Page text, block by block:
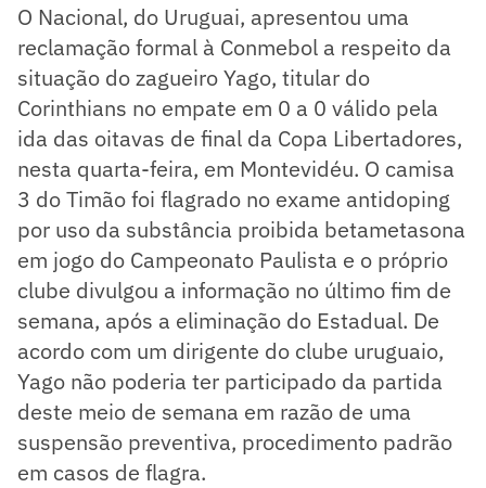
O Nacional, do Uruguai, apresentou uma
reclamação formal à Conmebol a respeito da
situação do zagueiro Yago, titular do
Corinthians no empate em 0 a 0 válido pela
ida das oitavas de final da Copa Libertadores,
nesta quarta-feira, em Montevidéu. O camisa
3 do Timão foi flagrado no exame antidoping
por uso da substância proibida betametasona
em jogo do Campeonato Paulista e o próprio
clube divulgou a informação no último fim de
semana, após a eliminação do Estadual. De
acordo com um dirigente do clube uruguaio,
Yago não poderia ter participado da partida
deste meio de semana em razão de uma
suspensão preventiva, procedimento padrão
em casos de flagra.